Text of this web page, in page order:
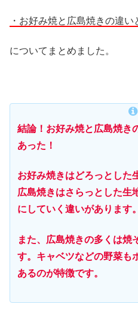
・お好み焼と広島焼きの違い
についてまとめました。
結論！お好み焼と広島焼き
あった！
お好み焼きはどろっとした
広島焼きはさらっとした生
にしていく違いがあります。
また、広島焼きの多くは焼
す。キャベツなどの野菜も
あるのが特徴です。